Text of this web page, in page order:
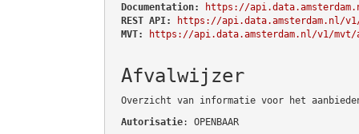
Documentation:
https://
REST API:
https://api.data.amsterdam.nl/
MVT:
https://api.data.amsterdam.nl/v1/mvt/
Afvalwijzer
Overzicht van informatie voor het
Autorisatie: OPENBAAR